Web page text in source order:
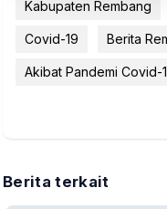
Kabupaten Rembang
Covid-19 Berita
Akibat Pandemi Covid-
Berita terkait